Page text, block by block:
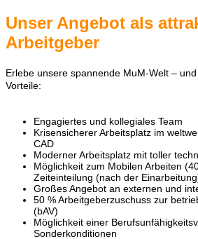
Unser Angebot als
Arbeitgeber
Erlebe unsere spannende MuM-Welt –
Vorteile:
Engagiertes und kollegiales Team
Krisensicherer Arbeitsplatz im
CAD
Moderner Arbeitsplatz mit toller
Möglichkeit zum Mobilen Arbeiten
Zeiteinteilung (nach der
Großes Angebot an externen und
50 % Arbeitgeberzuschuss zur
(bAV)
Möglichkeit einer
Sonderkonditionen